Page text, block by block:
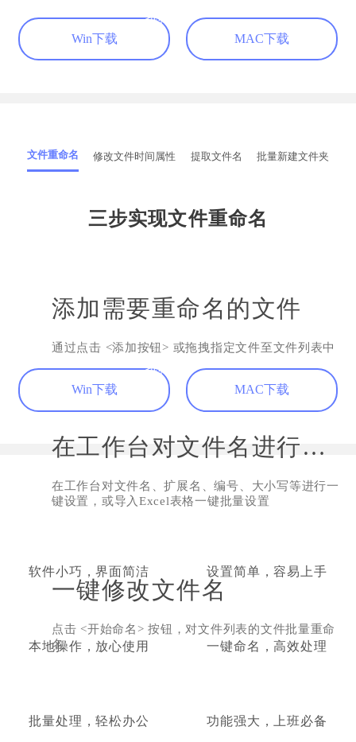
Win下载
推荐
MAC下载
文件重命名 修改文件时间属性 提取文件名 批量新建文件夹
三步实现文件重命名
添加需要重命名的文件
通过点击 <添加按钮> 或拖拽指定文件至文件列表中
在工作台对文件名进行设置
在工作台对文件名、扩展名、编号、大小写等进行一
键设置，或导入Excel表格一键批量设置
一键修改文件名
点击 <开始命名> 按钮，对文件列表的文件批量重命
名
Win下载
推荐
MAC下载
软件小巧，界面简洁 设置简单，容易上手
本地操作，放心使用 一键命名，高效处理
批量处理，轻松办公 功能强大，上班必备
本人从事文职岗位的，每天就面临着巨多的
晚安到天亮
学生党可以使用
我是个喜欢分类的强迫症，用过好几种批量重
希望以后越来越强大。
学生
感觉软件做得很用心，除了能够批量重命名，
销售经理